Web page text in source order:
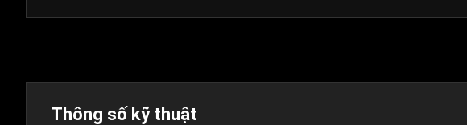
Thông số kỹ thuật